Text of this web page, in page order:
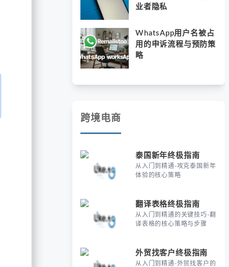
业者隐私
WhatsApp用户名被占
用的申诉流程与预防策
略
跨境电商
泰国新年终极指南
从入门到精通-攻克泰国新年
体验的核心策略
翻译表格终极指南
从入门到精通的关键技巧-翻
译表格的核心策略与步骤
外贸找客户终极指南
从入门到精通-外贸找客户的